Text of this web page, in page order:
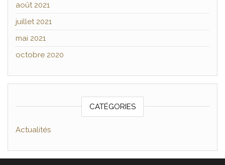
août 2021
juillet 2021
mai 2021
octobre 2020
CATÉGORIES
Actualités